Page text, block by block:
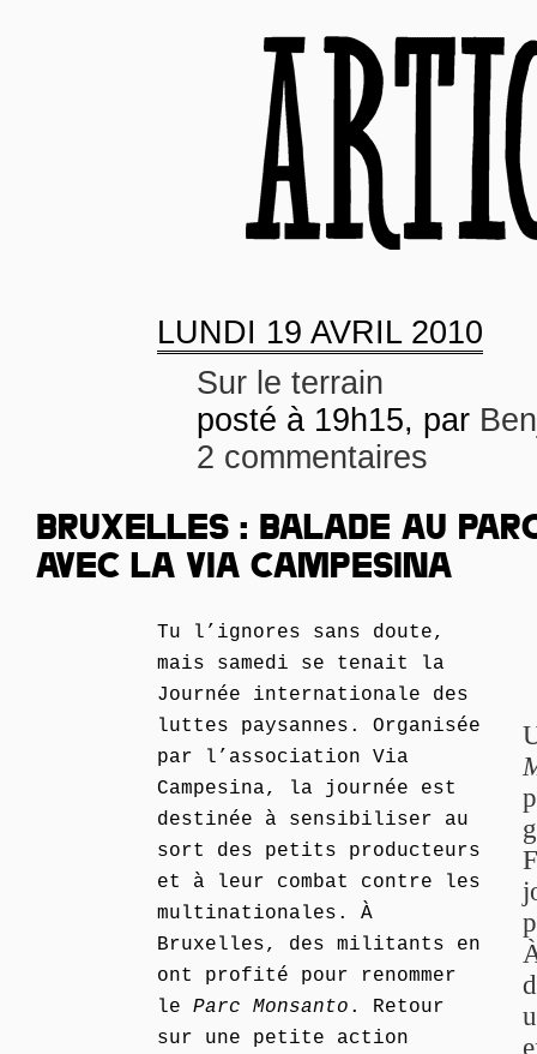
LUNDI 19 AVRIL 2010
Sur le terrain
posté à 19h15, par
2 commentaires
BRUXELLES : BALADE AU
AVEC LA VIA CAMPESINA
Tu l’ignores sans doute,
mais samedi se tenait la
Journée internationale des
luttes paysannes. Organisée
par l’association Via
Campesina, la journée est
destinée à sensibiliser au
sort des petits producteurs
et à leur combat contre les
multinationales. À
Bruxelles, des militants en
ont profité pour renommer
le Parc Monsanto . Retour
sur une petite action